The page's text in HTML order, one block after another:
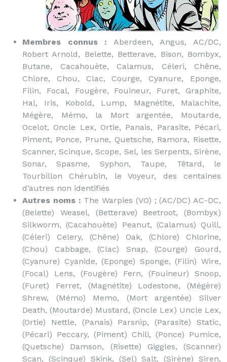
Membres connus : Aberdeen, Angus, AC/DC,
Robert Arnold, Belette, Betterave, Bison, Bombyx,
Butane, Cacahouète, Calamus, Céleri, Chêne,
Chlore, Chou, Clac, Courge, Cyanure, Eponge,
Filin, Focal, Fougère, Fouineur, Furet, Graphite,
Hal, Iris, Kobold, Lump, Magnétite, Malachite,
Mégère, Mémo, la Mort argentée, Moutarde,
Ocelot, Oncle Lex, Ortie, Panais, Parasite, Pécari,
Piment, Ponce, Prune, Quetsche, Ramora, Risette,
Scanner, Scinque, Scope, Sel, les Serpents, Sirène,
Sonar, Spasme, Syphon, Taupe, Têtard, le
Tourbillon Chérubin, le Voyeur, des centaines
d’autres non identifiés
Autres noms : The Warpies (VO) ; (AC/DC) AC-DC,
(Belette) Weasel, (Betterave) Beetroot, (Bombyx)
Silkworm, (Cacahouète) Peanut, (Calamus) Quill,
(Céleri) Celery, (Chêne) Oak, (Chlore) Chlorine,
(Chou) Cabbage, (Clac) Snap, (Courge) Gourd,
(Cyanure) Cyanide, (Eponge) Sponge, (Filin) Wire,
(Focal) Lens, (Fougère) Fern, (Fouineur) Snoop,
(Furet) Ferret, (Magnétite) Lodestone, (Mégère)
Shrew, (Mémo) Memo, (Mort argentée) Silver
Death, (Moutarde) Mustard, (Oncle Lex) Uncle Lex,
(Ortie) Nettle, (Panais) Parsnip, (Parasite) Static,
(Pécari) Peccary, (Piment) Chili, (Ponce) Pumice,
(Quetsche) Damson, (Risette) Giggles, (Scanner)
Scan, (Scinque) Skink, (Sel) Salt, (Sirène) Siren,